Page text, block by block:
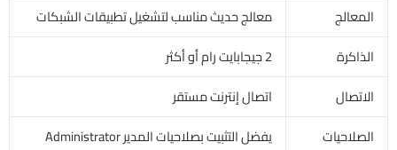
المعالج
معالج حديث مناسب لتشغيل تطبيقات الشبكات
الذاكرة
2 جيجابايت رام أو أكثر
الاتصال
اتصال إنترنت مستقر
الصلاحيات
يفضل التثبيت بصلاحيات المدير Administrator